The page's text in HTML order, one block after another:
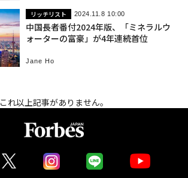
リッチリスト 2024.11.8 10:00
中国長者番付2024年版、「ミネラルウ
ォーターの富豪」が4年連続首位
Jane Ho
これ以上記事がありません。